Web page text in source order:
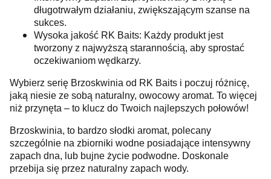
długotrwałym działaniu, zwiększającym szanse na
sukces.
Wysoka jakość RK Baits: Każdy produkt jest
tworzony z najwyższą starannością, aby sprostać
oczekiwaniom wędkarzy.
Wybierz serię Brzoskwinia od RK Baits i poczuj różnicę,
jaką niesie ze sobą naturalny, owocowy aromat. To więcej
niż przynęta – to klucz do Twoich najlepszych połowów!
Brzoskwinia, to bardzo słodki aromat, polecany
szczególnie na zbiorniki wodne posiadające intensywny
zapach dna, lub bujne życie podwodne. Doskonale
przebija się przez naturalny zapach wody.